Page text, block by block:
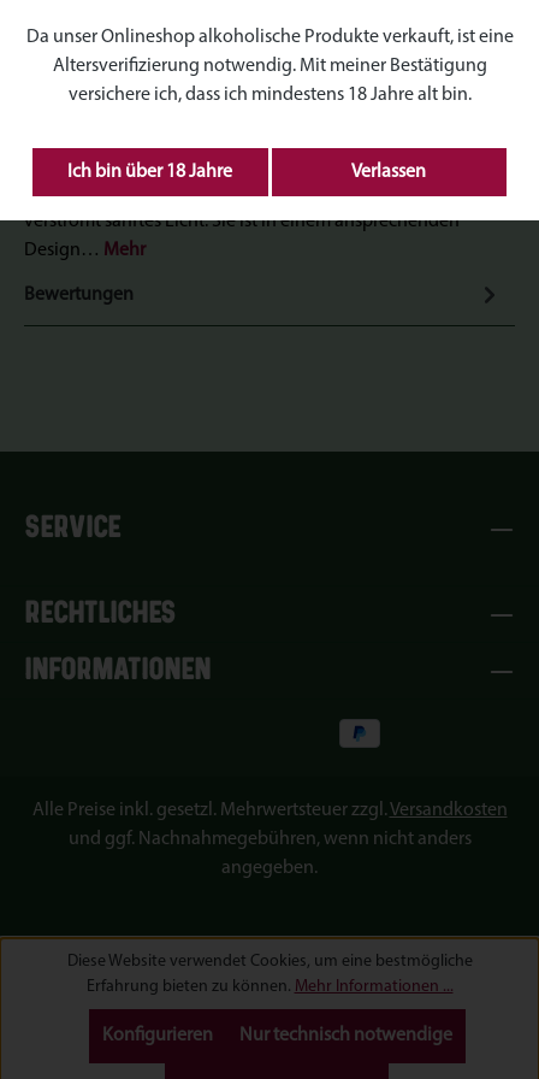
Beschreibung
Unsere Dufterze sorgt für eine gemütliche Atmosphäre und
verströmt sanftes Licht. Sie ist in einem ansprechenden
Design… Mehr
Bewertungen
SERVICE
RECHTLICHES
INFORMATIONEN
Alle Preise inkl. gesetzl. Mehrwertsteuer zzgl. Versandkosten
und ggf. Nachnahmegebühren, wenn nicht anders
angegeben.
Diese Website verwendet Cookies, um eine bestmögliche
Erfahrung bieten zu können. Mehr Informationen ...
Nur technisch notwendige
Konfigurieren
Da unser Onlineshop alkoholische Produkte verkauft, ist eine
Altersverifizierung notwendig. Mit meiner Bestätigung
versichere ich, dass ich mindestens 18 Jahre alt bin.
Ich bin über 18 Jahre Verlassen